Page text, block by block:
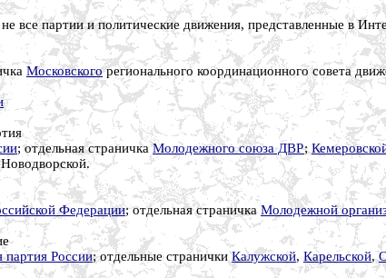
все партии и политические движения, представленные в
Московскогорегионального координационного совета
; отдельная страничкаМолодежного союза ДВР;
Федерации; отдельная страничкаМолодежной
партия России; отдельные страничкиКалужской, Карельской,